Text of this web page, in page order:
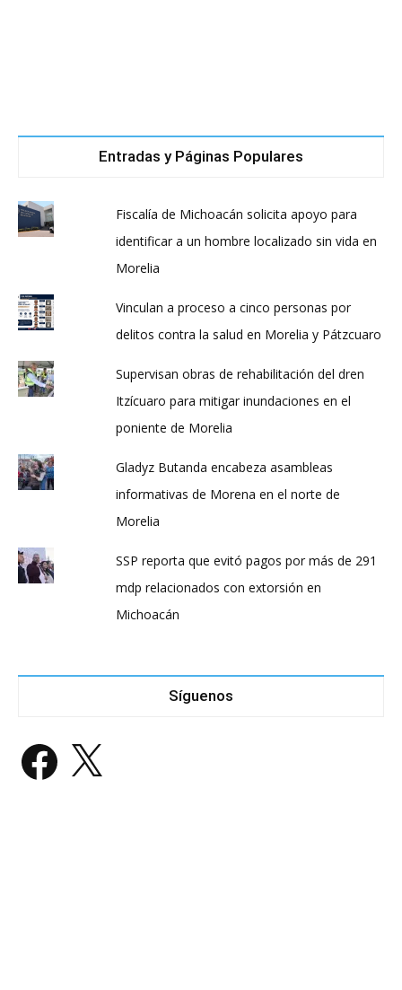
Entradas y Páginas Populares
Fiscalía de Michoacán solicita apoyo para
identificar a un hombre localizado sin vida en
Morelia
Vinculan a proceso a cinco personas por
delitos contra la salud en Morelia y Pátzcuaro
Supervisan obras de rehabilitación del dren
Itzícuaro para mitigar inundaciones en el
poniente de Morelia
Gladyz Butanda encabeza asambleas
informativas de Morena en el norte de
Morelia
SSP reporta que evitó pagos por más de 291
mdp relacionados con extorsión en
Michoacán
Síguenos
Facebook